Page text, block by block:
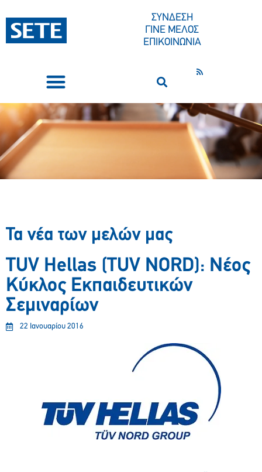
ΣΥΝΔΕΣΗ
ΓΙΝΕ ΜΕΛΟΣ
ΕΠΙΚΟΙΝΩΝΙΑ
Τα νέα των μελών μας
TUV Hellas (TUV NORD): Νέος
Κύκλος Εκπαιδευτικών
Σεμιναρίων
22 Ιανουαρίου 2016